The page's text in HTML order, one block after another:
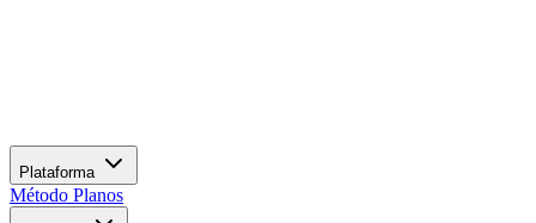
Plataforma
Método Planos